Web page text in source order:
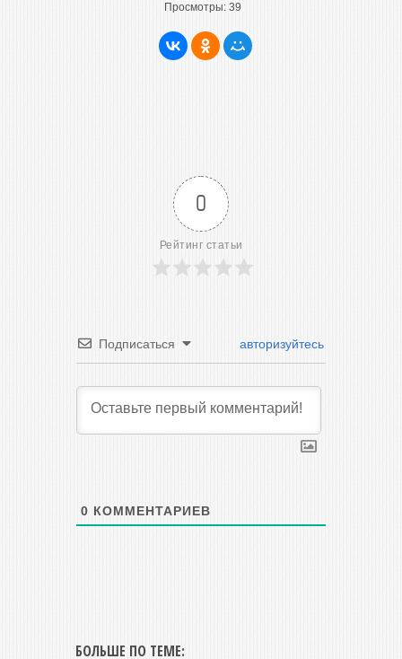
Просмотры: 39
0
Рейтинг статьи
Подписаться авторизуйтесь
0 КОММЕНТАРИЕВ
БОЛЬШЕ ПО ТЕМЕ: